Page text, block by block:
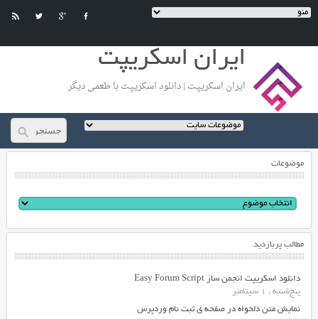
ایران اسکریپت
ایران اسکریپت | دانلود اسکریپت با طعمی دیگر
موضوعات
مطالب پربازدید
دانلود اسکریپت انجمن ساز Easy Forum Script
پنج‌شنبه ، 1 سپتامبر
نمایش متن دلخواه در صفحه ی ثبت نام وردپرس